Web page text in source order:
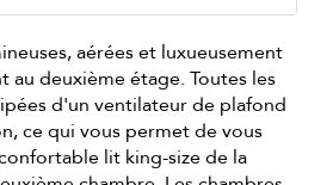
aérées et luxueusement
au deuxième étage. Toutes les
d'un ventilateur de plafond
ce qui vous permet de vous
lit king-size de la